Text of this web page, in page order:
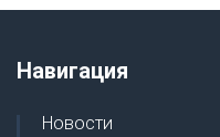
Навигация
Новости